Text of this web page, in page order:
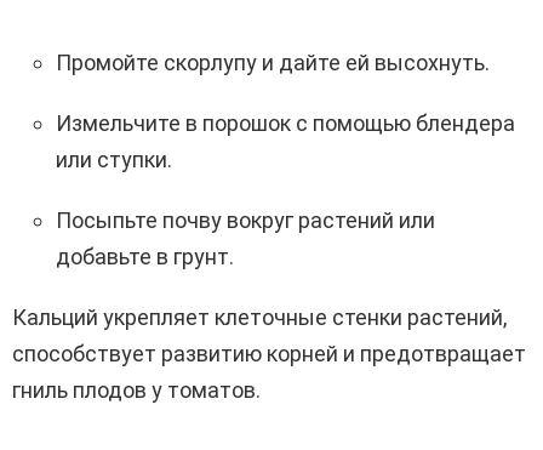
Промойте скорлупу и дайте ей высохнуть.
Измельчите в порошок с помощью блендера
или ступки.
Посыпьте почву вокруг растений или
добавьте в грунт.
Кальций укрепляет клеточные стенки растений,
способствует развитию корней и предотвращает
гниль плодов у томатов.